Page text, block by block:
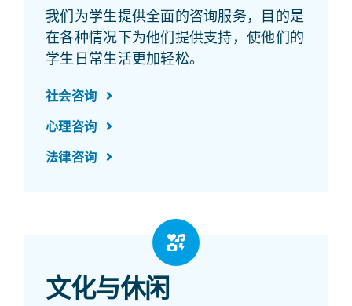
我们为学生提供全面的咨询服务，目的是
在各种情况下为他们提供支持，使他们的
学生日常生活更加轻松。
社会咨询
心理咨询
法律咨询
文化与休闲